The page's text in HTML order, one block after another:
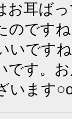
お耳ば
のですね
いですね
です。
います